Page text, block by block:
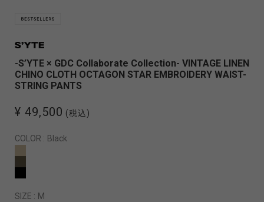
-S’YTE × GDC Collaborate Collection- VINTAGE LINEN
CHINO CLOTH OCTAGON STAR EMBROIDERY WAIST-
STRING PANTS
¥ 49,500 (税込)
COLOR : Black
SIZE : M